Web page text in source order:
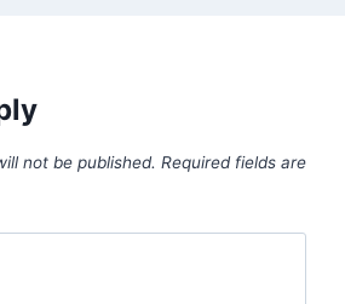
not be published. Required fields are